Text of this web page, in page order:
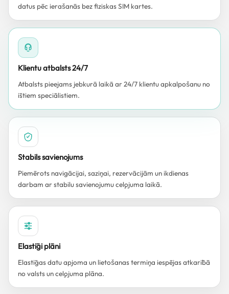
datus pēc ierašanās bez fiziskas SIM kartes.
Klientu atbalsts 24/7
Atbalsts pieejams jebkurā laikā ar 24/7 klientu apkalpošanu no
īstiem speciālistiem.
Stabils savienojums
Piemērots navigācijai, saziņai, rezervācijām un ikdienas
darbam ar stabilu savienojumu ceļojuma laikā.
Elastīgi plāni
Elastīgas datu apjoma un lietošanas termiņa iespējas atkarībā
no valsts un ceļojuma plāna.